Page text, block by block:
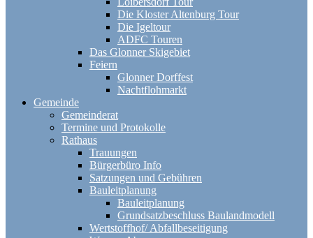
Die Kloster Altenburg Tour
Die Igeltour
ADFC Touren
Das Glonner Skigebiet
Feiern
Glonner Dorffest
Nachtflohmarkt
Gemeinde
Gemeinderat
Termine und Protokolle
Rathaus
Trauungen
Bürgerbüro Info
Satzungen und Gebühren
Bauleitplanung
Bauleitplanung
Grundsatzbeschluss Baulandmodell
Wertstoffhof/ Abfallbeseitigung